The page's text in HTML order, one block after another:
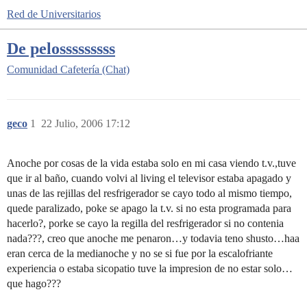
Red de Universitarios
De pelosssssssss
Comunidad Cafetería (Chat)
geco 22 Julio, 2006 17:12
1
Anoche por cosas de la vida estaba solo en mi casa viendo t.v.,tuve
que ir al baño, cuando volvi al living el televisor estaba apagado y
unas de las rejillas del resfrigerador se cayo todo al mismo tiempo,
quede paralizado, poke se apago la t.v. si no esta programada para
hacerlo?, porke se cayo la regilla del resfrigerador si no contenia
nada???, creo que anoche me penaron…y todavia teno shusto…haa
eran cerca de la medianoche y no se si fue por la escalofriante
experiencia o estaba sicopatio tuve la impresion de no estar solo…
que hago???